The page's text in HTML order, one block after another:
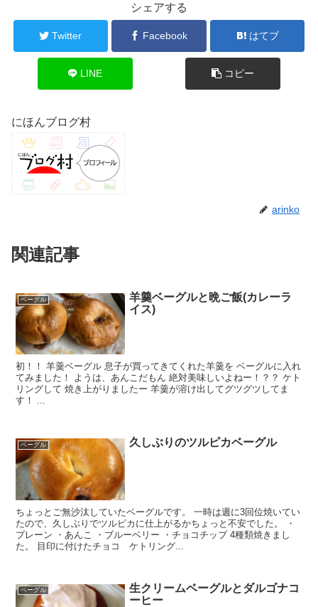
シェアする
Twitter Facebook はてブ
LINE コピー
にほんブログ村
arinko
関連記事
ベーグル
羊羹ベーグルと晩ご飯(カレーラ
イス)
初！！ 羊羹ベーグル 息子が買ってきてくれた羊羹を ベーグルに入れ
てみました！ ようは、あんこだもん 絶対美味しいよねー！？？ ケト
リングして 焼き上がりましたー 羊羹が溶け出してグツグツしてま
す！ ...
ベーグル 久しぶりのツルピカベーグル
ちょっとご無沙汰していたベーグルです。 一時は週に3回位焼いてい
たので、久しぶりでツルピカに仕上がるかちょっと不安でした。 ・
プレーン ・あんこ ・ブルーベリー ・チョコチップ 4種類焼きまし
た。 目印に付けたチョコ ケトリング...
ベーグル
生クリームベーグルとダルゴナコ
ーヒー